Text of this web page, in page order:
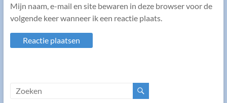
Mijn naam, e-mail en site bewaren in deze browser voor de
volgende keer wanneer ik een reactie plaats.